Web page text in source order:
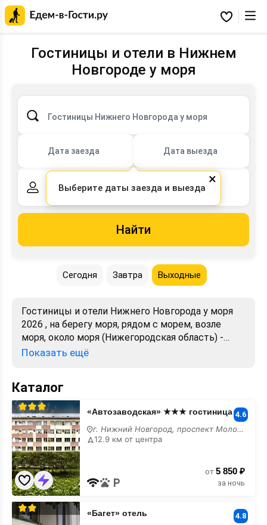
Избранное
Гостиницы и отели в Нижнем
Новгороде у моря
Гостиницы Нижнего Новгорода у моря
Дата заезда Дата выезда
2 взрослых,0 детей
Найти
Сегодня Завтра Выходные
Гостиницы и отели Нижнего Новгорода у моря
2026 , на берегу моря, рядом с морем, возле
моря, около моря (Нижегородская область) -
забронировать гостиницу для отдыха недорого.
телефоны, адреса. Аренда без посредников.
Официальный сайт, большой выбор.
Показать ещё
Каталог
«Автозаводская»
★★★
гостиница
у
моря
«Автозаводская» ★★★ гостиница 4.6
г. Нижний Новгород, проспект Молодёжный, 6
12.9 км от центра
от 5 850 ₽
за ночь
«Багет»
отель
«Багет» отель 4.8
×
Выберите даты заезда и выезда